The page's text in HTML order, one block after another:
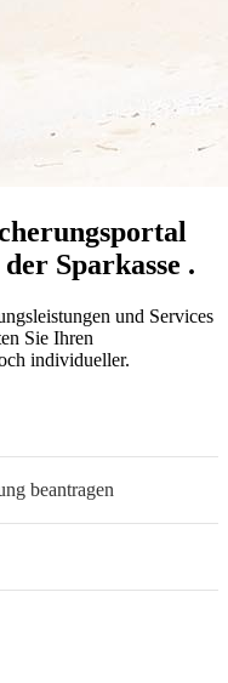
Sparkasse .
und Services
Sie Ihren
individueller.
beantragen